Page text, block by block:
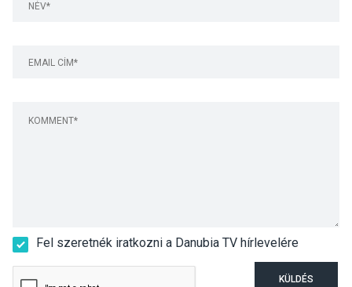
Fel szeretnék iratkozni a Danubia TV hírlevelére
KÜLDÉS